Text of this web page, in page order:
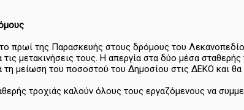
πρωί της Παρασκευής στους δρόμους του
τις μετακινήσεις τους. Η απεργία στα δύο μέσα
τη μείωση του ποσοστού του Δημοσίου στις ΔΕΚΟ και θα
τροχιάς καλούν όλους τους εργαζόμενους να